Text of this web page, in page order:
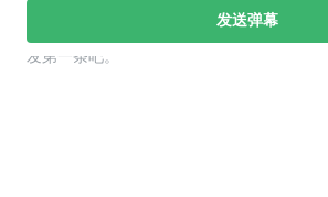
发送弹幕
，发第一条吧。